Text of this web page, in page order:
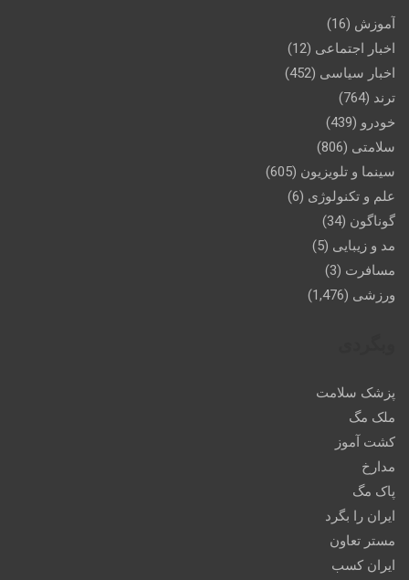
آموزش (16)
اخبار اجتماعی (12)
اخبار سیاسی (452)
ترند (764)
خودرو (439)
سلامتی (806)
سینما و تلویزیون (605)
علم و تکنولوژی (6)
گوناگون (34)
مد و زیبایی (5)
مسافرت (3)
ورزشی (1,476)
پزشک سلامت
ملک مگ
کشت آموز
مدارخ
پاک مگ
ایران را بگرد
مستر تعاون
ایران کسب